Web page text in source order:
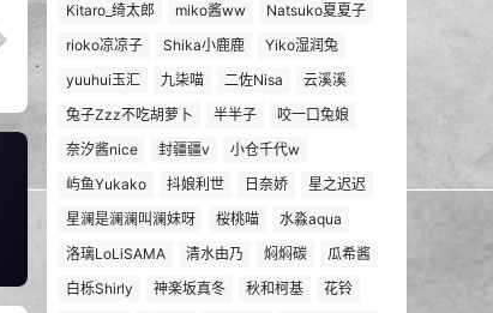
Kitaro_绮太郎
miko酱ww
Natsuko夏夏子
rioko凉凉子
Shika小鹿鹿
Yiko湿润兔
yuuhui玉汇
九柒喵 二佐Nisa
云溪溪
兔子Zzz不吃胡萝卜
半半子
咬一口兔娘
奈汐酱nice
封疆疆v
小仓千代w
屿鱼Yukako
抖娘利世 日奈娇
星之迟迟
星澜是澜澜叫澜妹呀
桜桃喵
水淼aqua
洛璃LoLiSAMA
清水由乃 焖焖碳
瓜希酱
白栎Shirly
神楽坂真冬 秋和柯基
花铃